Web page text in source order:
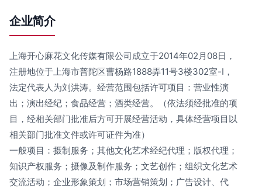
企业简介
上海开心麻花文化传媒有限公司成立于2014年02月08日，
注册地位于上海市普陀区曹杨路1888弄11号3楼302室-I，
法定代表人为刘洪涛。经营范围包括许可项目：营业性演
出；演出经纪；食品经营；酒类经营。（依法须经批准的项
目，经相关部门批准后方可开展经营活动，具体经营项目以
相关部门批准文件或许可证件为准）
一般项目：摄制服务；其他文化艺术经纪代理；版权代理；
知识产权服务；摄像及制作服务；文艺创作；组织文化艺术
交流活动；企业形象策划；市场营销策划；广告设计、代